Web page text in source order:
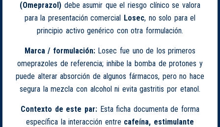
(Omeprazol) debe asumir que el riesgo clínico se valora
para la presentación comercial Losec, no solo para el
principio activo genérico con otra formulación.
Marca / formulación:Losec fue uno de los primeros
omeprazoles de referencia; inhibe la bomba de protones y
puede alterar absorción de algunos fármacos, pero no hace
segura la mezcla con alcohol ni evita gastritis por etanol.
Contexto de este par:Esta ficha documenta de forma
específica la interacción entre cafeína, estimulante